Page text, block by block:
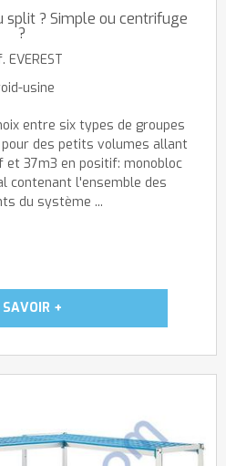
split ? Simple ou centrifuge
?
EVEREST
usine
entre six types de groupes
pour des petits volumes allant
et 37m3 en positif: monobloc
contenant l'ensemble des
du système ...